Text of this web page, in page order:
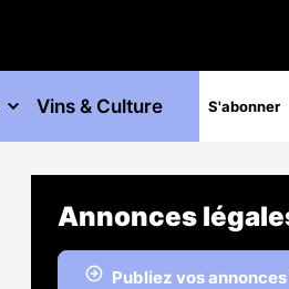
Vins & Culture S'abonner
Annonces
Publiez vos